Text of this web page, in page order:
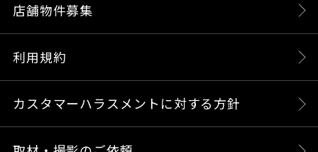
店舗物件募集
利用規約
カスタマーハラスメントに対する方針